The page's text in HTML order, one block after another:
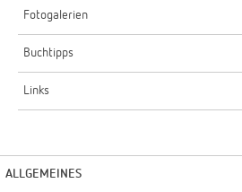
Fotogalerien
Buchtipps
Links
ALLGEMEINES